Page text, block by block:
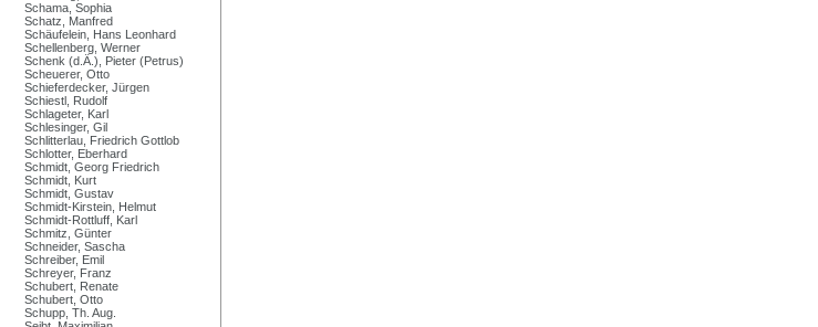
Schama, Sophia
Schatz, Manfred
Schäufelein, Hans Leonhard
Schellenberg, Werner
Schenk (d.Ä.), Pieter (Petrus)
Scheuerer, Otto
Schieferdecker, Jürgen
Schiestl, Rudolf
Schlageter, Karl
Schlesinger, Gil
Schlitterlau, Friedrich Gottlob
Schlotter, Eberhard
Schmidt, Georg Friedrich
Schmidt, Kurt
Schmidt, Gustav
Schmidt-Kirstein, Helmut
Schmidt-Rottluff, Karl
Schmitz, Günter
Schneider, Sascha
Schreiber, Emil
Schreyer, Franz
Schubert, Renate
Schubert, Otto
Schupp, Th. Aug.